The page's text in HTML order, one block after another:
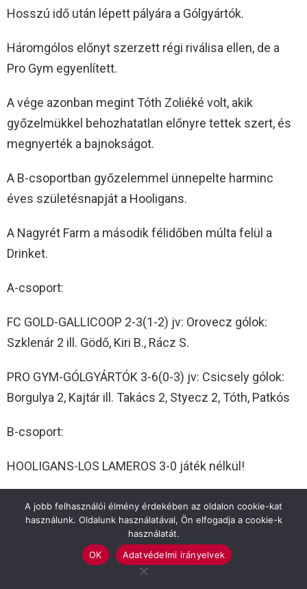
Hosszú idő után lépett pályára a Gólgyártók.
Háromgólos előnyt szerzett régi riválisa ellen, de a
Pro Gym egyenlített.
A vége azonban megint Tóth Zoliéké volt, akik
győzelmükkel behozhatatlan előnyre tettek szert, és
megnyerték a bajnokságot.
A B-csoportban győzelemmel ünnepelte harminc
éves születésnapját a Hooligans.
A Nagyrét Farm a második félidőben múlta felül a
Drinket.
A-csoport:
FC GOLD-GALLICOOP 2-3(1-2) jv: Orovecz gólok:
Szklenár 2 ill. Gödő, Kiri B., Rácz S.
PRO GYM-GÓLGYÁRTÓK 3-6(0-3) jv: Csicsely gólok:
Borgulya 2, Kajtár ill. Takács 2, Styecz 2, Tóth, Patkós
B-csoport:
HOOLIGANS-LOS LAMEROS 3-0 játék nélkül!
DRINK-NAGYRÉT FARM 2-7(2-2) jv: Csicsely gólok:
Filyó J., Pecznyik ill. Király 2, Varga, Lestyan-Goda,
Romhányi, Pásztor, ög.
Rájátszás 7. forduló (2026. január 25.):
A jobb felhasználói élmény érdekében az oldalon cookie-kat
használunk. Oldalunk használatával, Ön elfogadja a cookie-k
használatát.
OK
Adatvédelmi irányelvek